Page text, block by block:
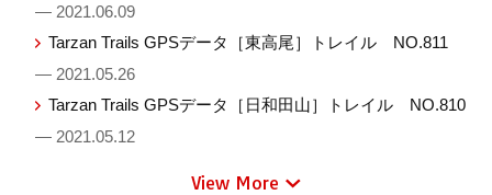
— 2021.06.09
Tarzan Trails GPSデータ［東高尾］トレイル NO.811
— 2021.05.26
Tarzan Trails GPSデータ［日和田山］トレイル NO.810
— 2021.05.12
View More